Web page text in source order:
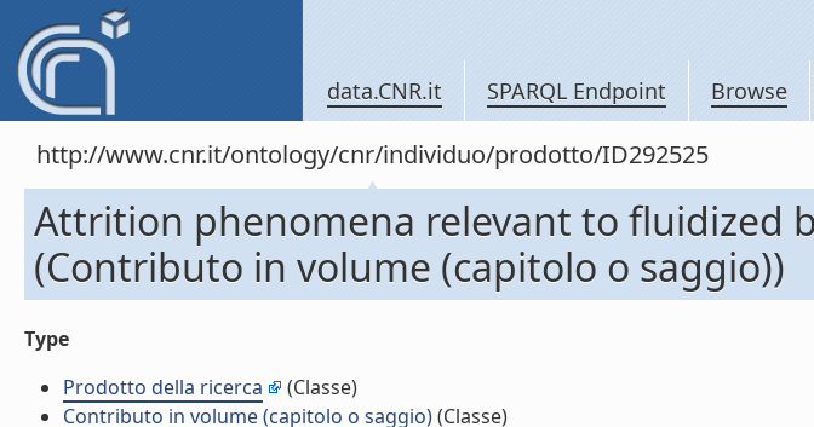
data.CNR.it SPARQL Endpoint Browse
http://www.cnr.it/ontology/cnr/individuo/prodotto/ID292525
Attrition phenomena relevant to fluidized
(Contributo in volume (capitolo o saggio))
Type
Prodotto della ricerca
(Classe)
Contributo in volume (capitolo o saggio)(Classe)